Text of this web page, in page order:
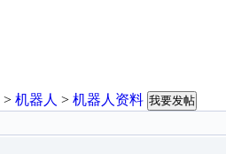
> 机器人 > 机器人资料 我要发帖